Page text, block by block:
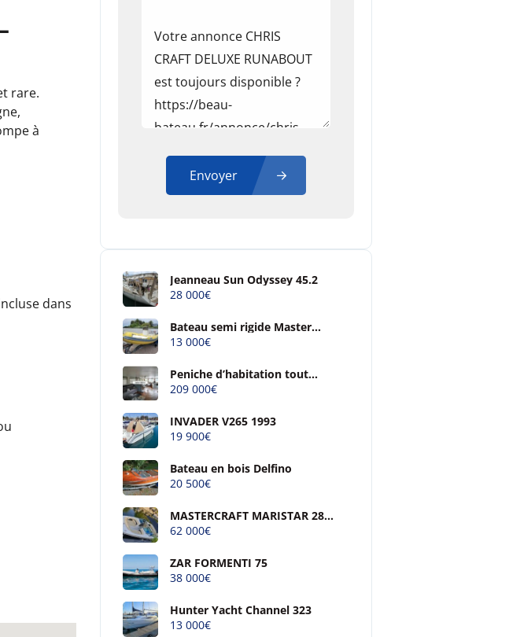
rare.
à
dans
Envoyer
Jeanneau Sun Odyssey 45.2
28 000€
Bateau semi rigide Master
open 4m90
13 000€
Peniche d’habitation tout
confort
209 000€
INVADER V265 1993
19 900€
Bateau en bois Delfino
20 500€
MASTERCRAFT MARISTAR 280
SS
62 000€
ZAR FORMENTI 75
38 000€
Hunter Yacht Channel 323
13 000€